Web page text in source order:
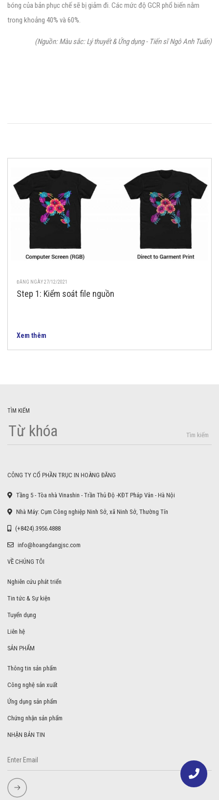
bóng của bản phục chế sẽ bị giảm đi. Các mức độ GCR phổ biến nằm
trong khoảng 40% và 60%.
(Nguồn: Màu sắc: Lý thuyết & Ứng dụng - Tiến sĩ Ngô Anh Tuấn)
ĐĂNG NGÀY 27/12/2021
Step 1: Kiểm soát file nguồn
Xem thêm
TÌM KIẾM
Tìm kiếm
CÔNG TY CỔ PHẦN TRỤC IN HOÀNG ĐĂNG
Tầng 5 - Tòa nhà Vinashin - Trần Thủ Độ -KĐT Pháp Vân - Hà Nội
Nhà Máy: Cụm Công nghiệp Ninh Sở, xã Ninh Sở, Thường Tín
(+8424).3956.4888
info@hoangdangjsc.com
VỀ CHÚNG TÔI
Nghiên cứu phát triển
Tin tức & Sự kiện
Tuyển dụng
Liên hệ
SẢN PHẨM
Thông tin sản phẩm
Công nghệ sản xuất
Ứng dụng sản phẩm
Chứng nhận sản phẩm
NHẬN BẢN TIN